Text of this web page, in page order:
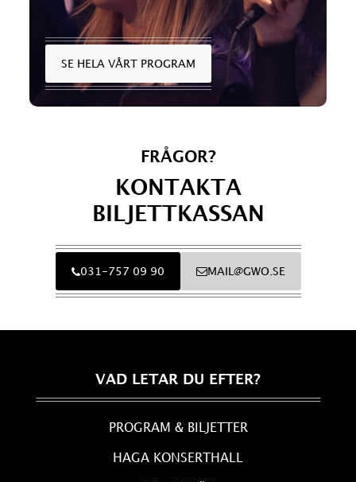
SE HELA VÅRT PROGRAM
FRÅGOR?
KONTAKTA
BILJETTKASSAN
031-757 09 90 MAIL@GWO.SE
VAD LETAR DU EFTER?
PROGRAM & BILJETTER
HAGA KONSERTHALL